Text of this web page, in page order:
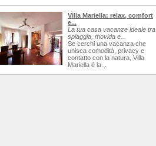
Villa Mariella: relax, comfort
e...
La tua casa vacanze ideale tra
spiaggia, movida e...
Se cerchi una vacanza che
unisca comodità, privacy e
contatto con la natura, Villa
Mariella è la...